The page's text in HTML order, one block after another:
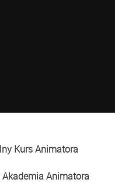
Kurs Animatora
Akademia Animatora